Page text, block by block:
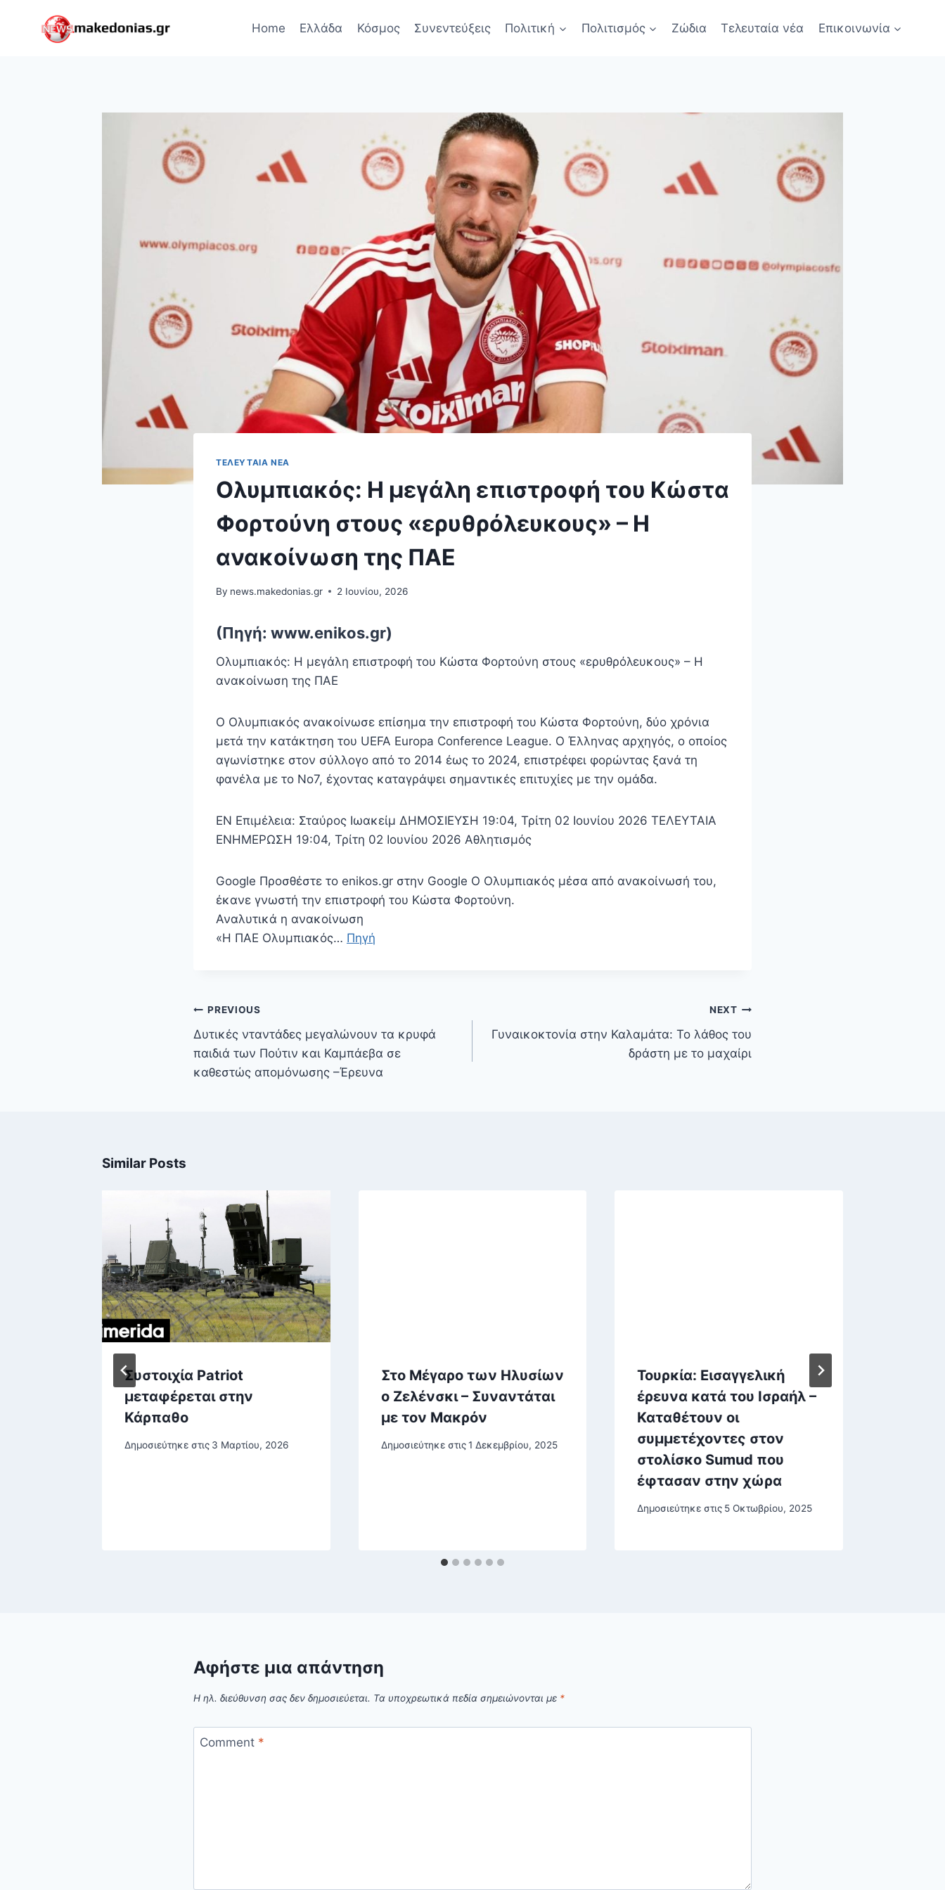
Home Ελλάδα Κόσμος Συνεντεύξεις Πολιτική Πολιτισμός Ζώδια Τελευταία νέα Επικοινωνία
ΤΕΛΕΥΤΑΊΑ ΝΈΑ
Ολυμπιακός: Η μεγάλη επιστροφή του Κώστα
Φορτούνη στους «ερυθρόλευκους» – Η
ανακοίνωση της ΠΑΕ
By news.makedonias.gr 2 Ιουνίου, 2026
(Πηγή: www.enikos.gr)
Ολυμπιακός: Η μεγάλη επιστροφή του Κώστα Φορτούνη στους «ερυθρόλευκους» – Η
ανακοίνωση της ΠΑΕ
Ο Ολυμπιακός ανακοίνωσε επίσημα την επιστροφή του Κώστα Φορτούνη, δύο χρόνια
μετά την κατάκτηση του UEFA Europa Conference League. Ο Έλληνας αρχηγός, ο οποίος
αγωνίστηκε στον σύλλογο από το 2014 έως το 2024, επιστρέφει φορώντας ξανά τη
φανέλα με το Νο7, έχοντας καταγράψει σημαντικές επιτυχίες με την ομάδα.
EN Επιμέλεια: Σταύρος Ιωακείμ ΔΗΜΟΣΙΕΥΣΗ 19:04, Τρίτη 02 Ιουνίου 2026 ΤΕΛΕΥΤΑΙΑ
ΕΝΗΜΕΡΩΣΗ 19:04, Τρίτη 02 Ιουνίου 2026 Αθλητισμός
Google Προσθέστε το enikos.gr στην Google Ο Ολυμπιακός μέσα από ανακοίνωσή του,
έκανε γνωστή την επιστροφή του Κώστα Φορτούνη.
Αναλυτικά η ανακοίνωση
«Η ΠΑΕ Ολυμπιακός… Πηγή
Πλοήγηση
άρθρων
PREVIOUS
Δυτικές νταντάδες μεγαλώνουν τα κρυφά
παιδιά των Πούτιν και Καμπάεβα σε
καθεστώς απομόνωσης –Έρευνα
NEXT
Γυναικοκτονία στην Καλαμάτα: Το λάθος του
δράστη με το μαχαίρι
Similar Posts
Συστοιχία Patriot
μεταφέρεται στην
Κάρπαθο
Δημοσιεύτηκε στις 3 Μαρτίου, 2026
Στο Μέγαρο των Ηλυσίων
ο Ζελένσκι – Συναντάται
με τον Μακρόν
Δημοσιεύτηκε στις 1 Δεκεμβρίου, 2025
Τουρκία: Εισαγγελική
έρευνα κατά του Ισραήλ –
Καταθέτουν οι
συμμετέχοντες στον
στολίσκο Sumud που
έφτασαν στην χώρα
Δημοσιεύτηκε στις 5 Οκτωβρίου, 2025
Αφήστε μια απάντηση
Η ηλ. διεύθυνση σας δεν δημοσιεύεται. Τα υποχρεωτικά πεδία σημειώνονται με *
Comment *